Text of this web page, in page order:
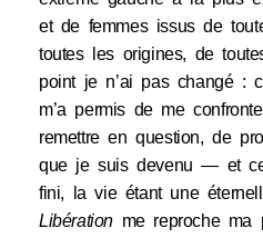
et de femmes issus de
toutes les origines, de
point je n’ai pas changé :
m’a permis de me
remettre en question, de
que je suis devenu — et ce
fini, la vie étant une
Libération me reproche ma